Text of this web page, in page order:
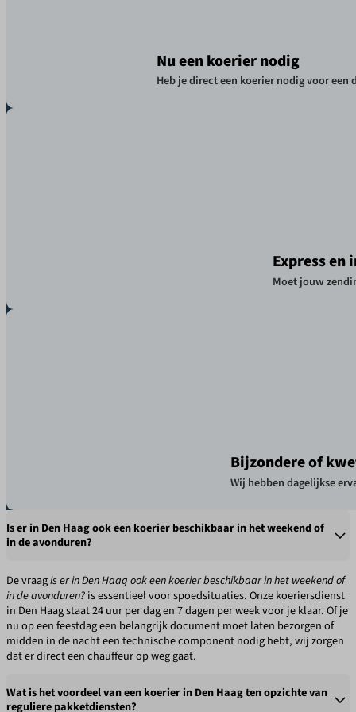
Nu een koerier nodig
Heb je direct een koerier nodig voor
Express
Moet jouw
Bijzondere of
Wij hebben dagelijkse
Is er in Den Haag ook een koerier beschikbaar in het weekend of
in de avonduren?
De vraagis er in Den Haag ook een koerier beschikbaar in het weekend of
in de avonduren?is essentieel voor spoedsituaties. Onze koeriersdienst
in Den Haag staat 24 uur per dag en 7 dagen per week voor je klaar. Of je
nu op een feestdag een belangrijk document moet laten bezorgen of
midden in de nacht een technische component nodig hebt, wij zorgen
dat er direct een chauffeur op weg gaat.
Wat is het voordeel van een koerier in Den Haag ten opzichte van
reguliere pakketdiensten?